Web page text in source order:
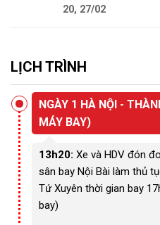
20, 27/02
LỊCH TRÌNH
NGÀY 1 HÀ NỘI -
MÁY BAY)
13h20: Xe và HDV đón
sân bay Nội Bài làm thủ
Tứ Xuyên thời gian bay
bay)